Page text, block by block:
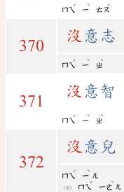
ㄇㄟ
ˊ
ㄧ
ˋ
ㄊㄡ
ˊ
370
沒 意志
ㄇㄟ
ˊ
ㄧ
ˋ
ㄓ
ˋ
371
沒 意智
ㄇㄟ
ˊ
ㄧ
ˋ
ㄓ
ˋ
372
沒 意兒
ㄇㄟ
ˊ
ㄧ
ˋ
ㄦ
(變) ㄇㄟ
ˊ
ㄧㄜ
ˋ
ㄦ